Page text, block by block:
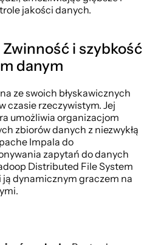
jakości danych.
i szybkość
danym
ze swoich błyskawicznych
czasie rzeczywistym. Jej
umożliwia organizacjom
zbiorów danych z niezwykłą
Impala do
zapytań do danych
Distributed File System
ją dynamicznym graczem na